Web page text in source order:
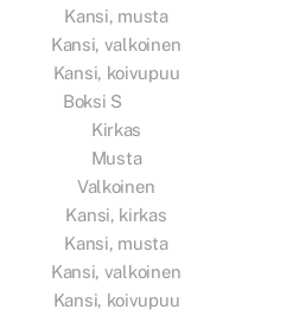
Kansi, musta
Kansi, valkoinen
Kansi, koivupuu
Boksi S
Kirkas
Musta
Valkoinen
Kansi, kirkas
Kansi, musta
Kansi, valkoinen
Kansi, koivupuu